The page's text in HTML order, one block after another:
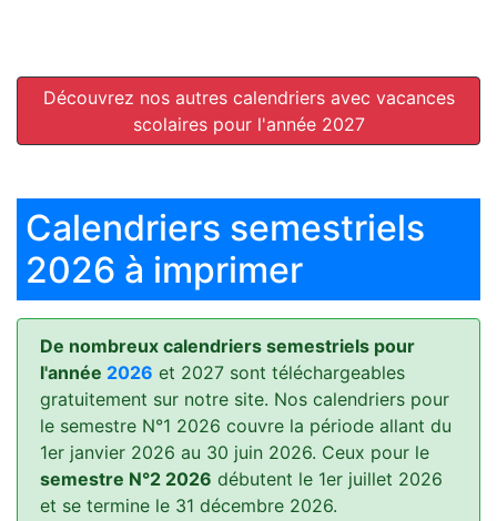
Découvrez nos autres calendriers avec vacances
scolaires pour l'année 2027
Calendriers semestriels
2026 à imprimer
De nombreux calendriers semestriels pour
l'année 2026 et 2027 sont téléchargeables
gratuitement sur notre site. Nos calendriers pour
le semestre N°1 2026 couvre la période allant du
1er janvier 2026 au 30 juin 2026. Ceux pour le
semestre N°2 2026 débutent le 1er juillet 2026
et se termine le 31 décembre 2026.